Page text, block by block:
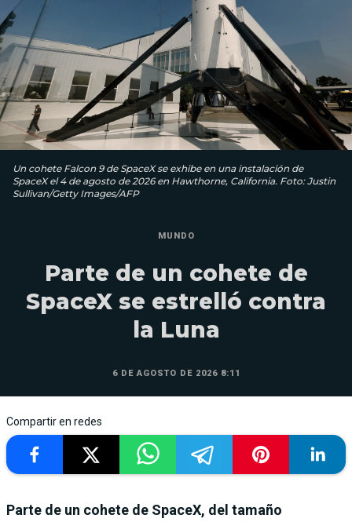
Un cohete Falcon 9 de SpaceX se exhibe en una instalación de
SpaceX el 4 de agosto de 2026 en Hawthorne, California. Foto: Justin
Sullivan/Getty Images/AFP
MUNDO
Parte de un cohete de
SpaceX se estrelló contra
la Luna
6 DE AGOSTO DE 2026 8:11
Compartir en redes
Parte de un cohete de SpaceX, del tamaño